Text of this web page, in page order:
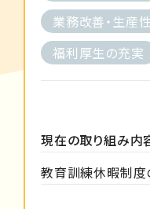
業務改善・生産
福利厚生の充実
現在の取り組み内
教育訓練休暇制度